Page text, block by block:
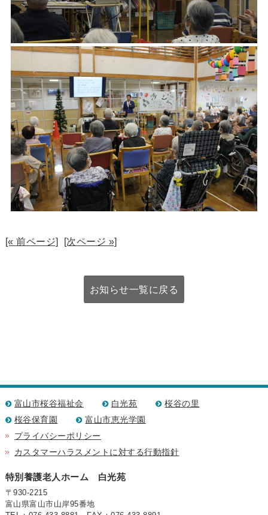
[« 前ページ] [次ページ »]
お知らせ一覧に戻る
富山市桜谷福祉会 白光苑
桜谷の里
桜谷保育園
富山市恵光学園
プライバシーポリシー
カスタマーハラスメントに対する行動指針
特別養護老人ホーム 白光苑
〒930-2215
富山県富山市山岸95番地